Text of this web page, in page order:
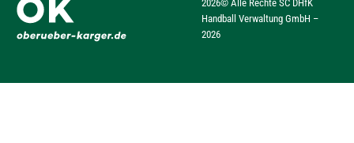
2026© Alle Rechte SC DHfK
Handball Verwaltung GmbH –
2026